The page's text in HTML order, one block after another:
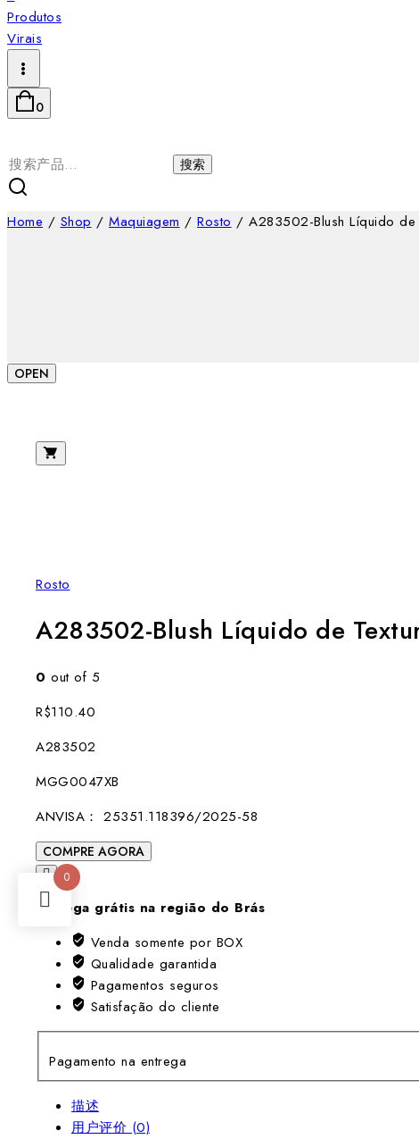
0
搜
索：
搜索
Home / Shop / Maquiagem / Rosto / A283502-Blush Líquido de
OPEN
Rosto
A283502-Blush Líquido de
0 out of 5
R$110.40
A283502
MGG0047XB
ANVISA： 25351.118396/2025-58
A283502-
Blush
Líquido
de
Textura
Veludo
Finish
COMPRE AGORA
Entrega grátis na região do Brás
Venda somente por BOX
Qualidade garantida
Pagamentos seguros
Satisfação do cliente
Pagamento na entrega
描述
用户评价 (0)
0